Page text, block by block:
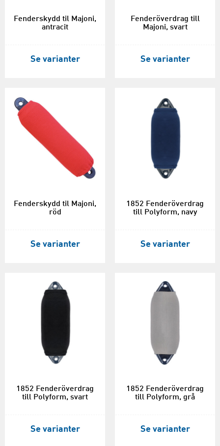
Fenderskydd til Majoni,
antracit
Se varianter
Fenderöverdrag till
Majoni, svart
Se varianter
Fenderskydd til Majoni,
röd
Se varianter
1852 Fenderöverdrag
till Polyform, navy
Se varianter
1852 Fenderöverdrag
till Polyform, svart
Se varianter
1852 Fenderöverdrag
till Polyform, grå
Se varianter